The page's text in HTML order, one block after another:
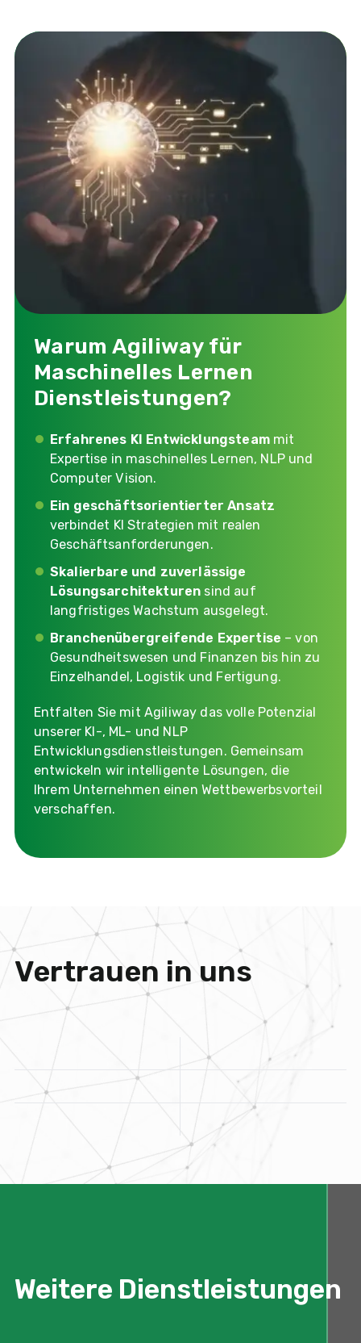
Warum Agiliway für
Maschinelles Lernen
Dienstleistungen?
Erfahrenes KI Entwicklungsteammit
Expertise in maschinelles Lernen, NLP und
Computer Vision.
Ein geschäftsorientierter Ansatz
verbindet KI Strategien mit realen
Geschäftsanforderungen.
Skalierbare und zuverlässige
Lösungsarchitekturen sind auf
langfristiges Wachstum ausgelegt.
Branchenübergreifende Expertise – von
Gesundheitswesen und Finanzen bis hin zu
Einzelhandel, Logistik und Fertigung.
Entfalten Sie mit Agiliway das volle Potenzial
unserer KI-, ML- und NLP
Entwicklungsdienstleistungen. Gemeinsam
entwickeln wir intelligente Lösungen, die
Ihrem Unternehmen einen Wettbewerbsvorteil
verschaffen.
Vertrauen in uns
Weitere Dienstleistungen